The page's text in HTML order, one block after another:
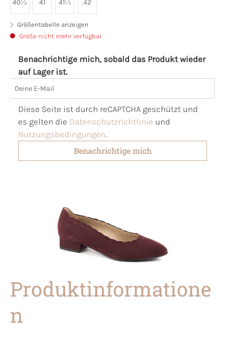
40½ 41 41½ 42
Größentabelle anzeigen
Größe nicht mehr verfügbar
Benachrichtige mich, sobald das Produkt wieder
auf Lager ist.
Deine E-Mail
Diese Seite ist durch reCAPTCHA geschützt und
es gelten die Datenschutzrichtlinie und
Nutzungsbedingungen.
Benachrichtige mich
Produktinformatione
n